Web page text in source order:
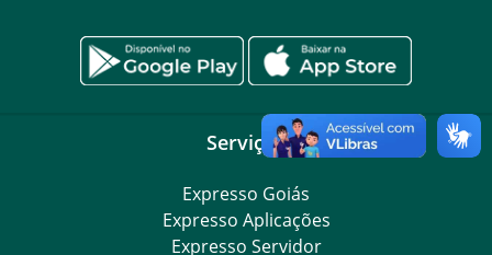
Serviços
Expresso Goiás
Expresso Aplicações
Expresso Servidor